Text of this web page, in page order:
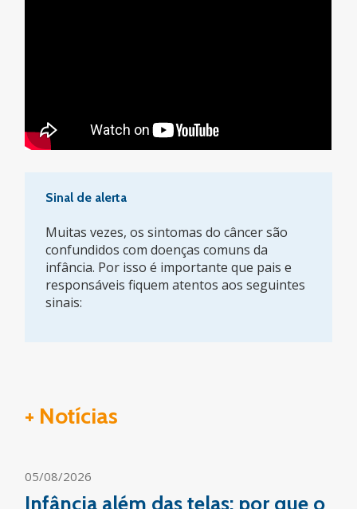
Sinal de alerta
Muitas vezes, os sintomas do câncer são
confundidos com doenças comuns da
infância. Por isso é importante que pais e
responsáveis fiquem atentos aos seguintes
sinais:
+ Notícias
05/08/2026
Infância além das telas: por que o